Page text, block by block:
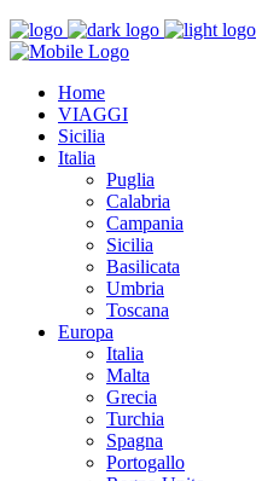
Home
VIAGGI
Sicilia
Italia
Puglia
Calabria
Campania
Sicilia
Basilicata
Umbria
Toscana
Europa
Italia
Malta
Grecia
Turchia
Spagna
Portogallo